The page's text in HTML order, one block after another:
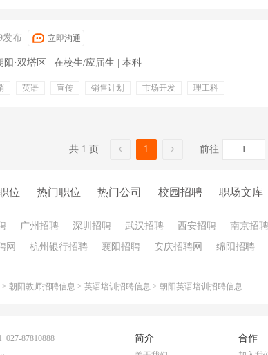
发布 立即沟通
阳·双塔区 | 在校生/应届生 | 本科
英语 宣传 销售计划 市场开发
理工科
共 1 页 1 前往
位 热门职位 热门公司 校园招聘 职场文库
广州招聘 深圳招聘 武汉招聘 西安招聘 南京招聘
网 杭州银行招聘 襄阳招聘 安庆招聘网 绵阳招聘
> 朝阳教师招聘信息 > 英语培训招聘信息 > 朝阳英语培训招聘信息
027-87810888
简介 合作